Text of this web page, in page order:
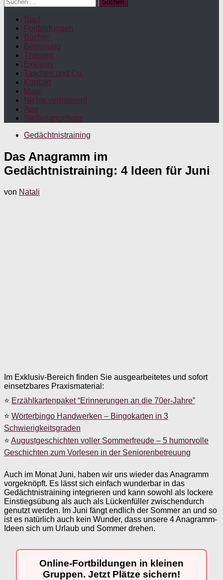
nach:
Start
Fortbildungen
Bücher
Betreuung
Themen
Exklusiv
Taschen und Co.
Kontakt
Maw
Nichts verpassen!
App
Stellenangebote
Gedächtnistraining
Das Anagramm im
Gedächtnistraining: 4 Ideen für Juni
von Natali
Im Exklusiv-Bereich finden Sie ausgearbeitetes und sofort
einsetzbares Praxismaterial:
⭐ Erzählkartenpaket “Erinnerungen an die 70er-Jahre”
⭐ Wörterbingo Handwerken – Bingokarten in 3
Schwierigkeitsgraden
⭐ Augustgeschichten voller Sommerfreude – 5 humorvolle
Geschichten zum Vorlesen in der Seniorenbetreuung
Auch im Monat Juni, haben wir uns wieder das Anagramm
vorgeknöpft. Es lässt sich einfach wunderbar in das
Gedächtnistraining integrieren und kann sowohl als lockere
Einstiegsübung als auch als Lückenfüller zwischendurch
genutzt werden. Im Juni fängt endlich der Sommer an und so
ist es natürlich auch kein Wunder, dass unsere 4 Anagramm-
Ideen sich um Urlaub und Sommer drehen.
Online-Fortbildungen in kleinen
Gruppen. Jetzt Plätze sichern!